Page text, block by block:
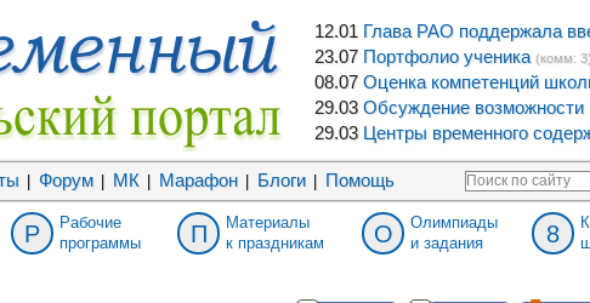
12.01 Глава РАО поддержала
23.07 Портфолио ученика (комм:
08.07 Оценка компетенций
29.03 Обсуждение возможности
29.03 Центры временного
Форум МК Марафон Блоги Помощь
Р
Рабочие
программы
П
Материалы
к праздникам
О
Олимпиады
и задания
8